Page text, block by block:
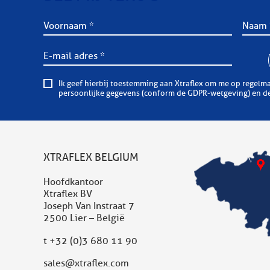
Ik geef hierbij toestemming aan Xtraflex om me op regelmatige basis informatieve of
persoonlijke gegevens (conform de GDPR-wetgeving) en
XTRAFLEX BELGIUM
Hoofdkantoor
Xtraflex BV
Joseph Van Instraat 7
2500 Lier – België
t +32 (0)3 680 11 90
sales@xtraflex.com